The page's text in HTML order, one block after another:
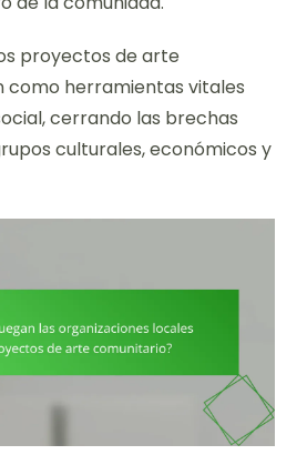
proyectos de arte
como herramientas vitales
cerrando las brechas
culturales, económicos y